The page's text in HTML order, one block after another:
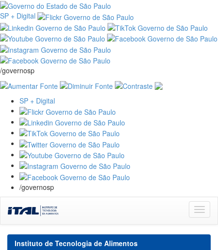
SP + Digital
/governosp
SP + Digital
/governosp
navigation
Instituto de Tecnologia de Alimentos